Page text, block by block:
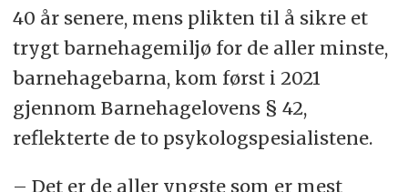
40 år senere, mens plikten til å sikre et
trygt barnehagemiljø for de aller minste,
barnehagebarna, kom først i 2021
gjennom Barnehagelovens § 42,
reflekterte de to psykologspesialistene.
– Det er de aller yngste som er mest